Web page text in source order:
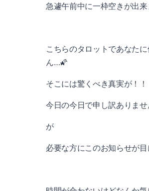
急遽午前中に一枠空きが出
こちらのタロットであなた
ん…🌠
そこには驚くべき真実が！！
今日の今日で申し訳ありま
が
必要な方にこのお知らせが